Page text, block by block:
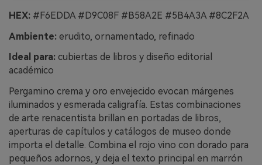
HEX: #F6EDDA #D9C08F #B58A2E #5B4A3A #8C2F2A
Ambiente: erudito, ornamentado, refinado
Ideal para: cubiertas de libros y diseño editorial
académico
Pergamino crema y oro envejecido evocan márgenes
iluminados y esmerada caligrafía. Estas combinaciones
de arte renacentista brillan en portadas de libros,
aperturas de capítulos y catálogos de museo donde
importa el detalle. Combina el rojo vino con dorado para
pequeños adornos, y deja el texto principal en marrón